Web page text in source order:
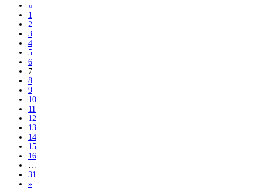
«
1
2
3
4
5
6
7
8
9
10
11
12
13
14
15
16
31
»